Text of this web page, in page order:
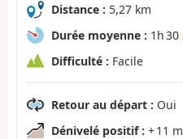
Distance : 5,27 km
Durée moyenne : 1h 30
Difficulté : Facile
Retour au départ : Oui
Dénivelé positif : + 11 m